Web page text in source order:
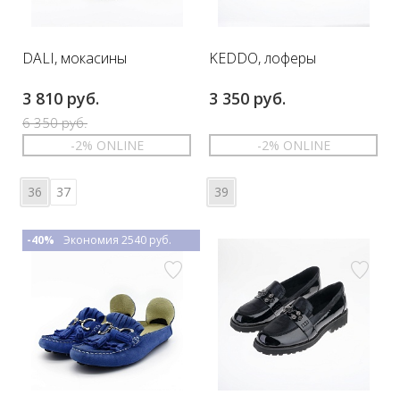
DALI, мокасины
3 810 руб.
6 350 руб.
-2% ONLINE
36 37
KEDDO, лоферы
3 350 руб.
-2% ONLINE
39
-40% Экономия 2540 руб.